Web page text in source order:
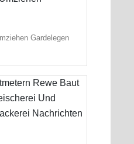
Gardelegen